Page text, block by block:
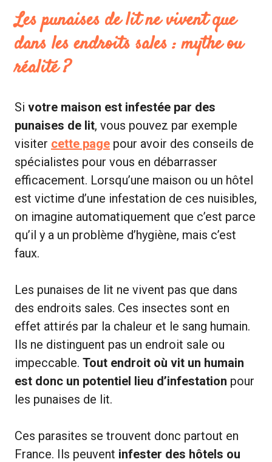
Les punaises de lit ne vivent que
dans les endroits sales : mythe ou
réalité ?
Si votre maison est infestée par des
punaises de lit, vous pouvez par exemple
visiter cette page pour avoir des conseils de
spécialistes pour vous en débarrasser
efficacement. Lorsqu’une maison ou un hôtel
est victime d’une infestation de ces nuisibles,
on imagine automatiquement que c’est parce
qu’il y a un problème d’hygiène, mais c’est
faux.
Les punaises de lit ne vivent pas que dans
des endroits sales. Ces insectes sont en
effet attirés par la chaleur et le sang humain.
Ils ne distinguent pas un endroit sale ou
impeccable. Tout endroit où vit un humain
est donc un potentiel lieu d’infestation pour
les punaises de lit.
Ces parasites se trouvent donc partout en
France. Ils peuvent infester des hôtels ou